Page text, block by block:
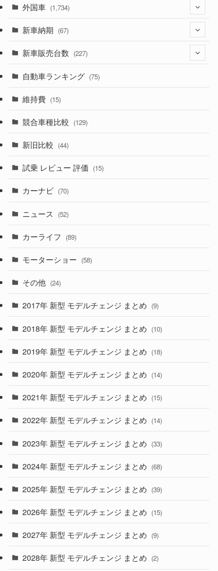
(1,322)
(330)
(526)
(357)
(328)
(194)
(230)
(253)
外国車 (1,734)
(242)
(85)
(84)
(14)
(222)
(50)
(43)
(6)
(9)
(30)
(27)
(58)
(28)
(27)
(26)
(10)
(35)
(10)
(9)
(22)
(4)
(9)
(4)
(1)
新車納期 (67)
(28)
(8)
(3)
(3)
(5)
(1)
新車販売台数 (227)
(21)
(5)
(7)
自動車ランキング (75)
維持費 (15)
競合車種比較 (129)
新旧比較 (44)
試乗 レビュー 評価 (15)
カーナビ (70)
ニュース (52)
カーライフ (89)
モーターショー (58)
その他 (24)
2017年 新型 モデルチェンジ まとめ (9)
2018年 新型 モデルチェンジ まとめ (10)
2019年 新型 モデルチェンジ まとめ (18)
2020年 新型 モデルチェンジ まとめ (14)
2021年 新型 モデルチェンジ まとめ (15)
2022年 新型 モデルチェンジ まとめ (14)
2023年 新型 モデルチェンジ まとめ (33)
2024年 新型 モデルチェンジ まとめ (68)
2025年 新型 モデルチェンジ まとめ (39)
2026年 新型 モデルチェンジ まとめ (15)
2027年 新型 モデルチェンジ まとめ (9)
2028年 新型 モデルチェンジ まとめ (2)